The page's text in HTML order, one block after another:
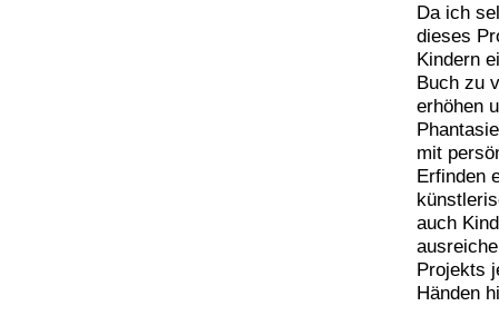
Da ich
dieses
Kindern
Buch zu
erhöhen
mit
Erfinden
auch
Projekts
Händen